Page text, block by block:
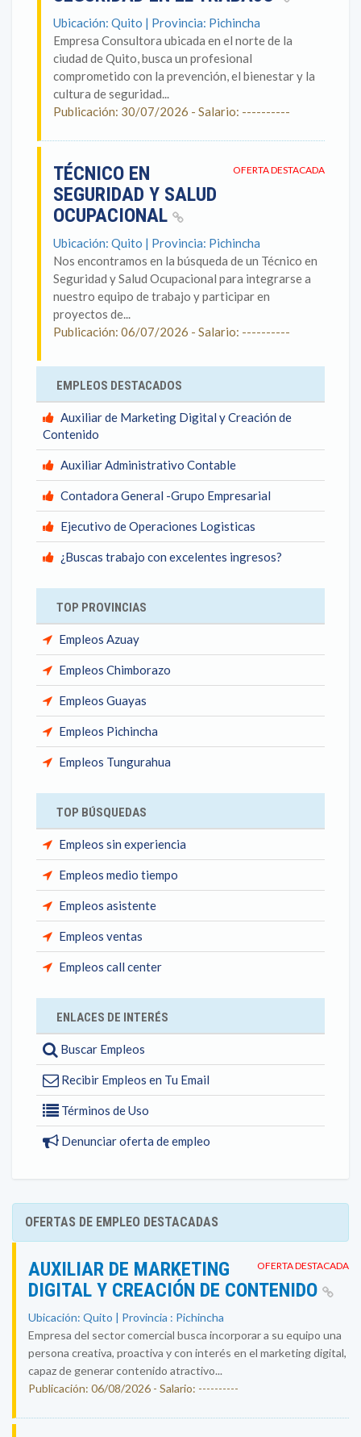
Ubicación: Quito | Provincia: Pichincha
Empresa Consultora ubicada en el norte de la
ciudad de Quito, busca un profesional
comprometido con la prevención, el bienestar y la
cultura de seguridad...
Publicación: 30/07/2026 - Salario: ----------
OFERTA DESTACADA
TÉCNICO EN
SEGURIDAD Y SALUD
OCUPACIONAL
Ubicación: Quito | Provincia: Pichincha
Nos encontramos en la búsqueda de un Técnico en
Seguridad y Salud Ocupacional para integrarse a
nuestro equipo de trabajo y participar en
proyectos de...
Publicación: 06/07/2026 - Salario: ----------
EMPLEOS DESTACADOS
Auxiliar de Marketing Digital y Creación de
Contenido
Auxiliar Administrativo Contable
Contadora General -Grupo Empresarial
Ejecutivo de Operaciones Logisticas
¿Buscas trabajo con excelentes ingresos?
TOP PROVINCIAS
Empleos Azuay
Empleos Chimborazo
Empleos Guayas
Empleos Pichincha
Empleos Tungurahua
TOP BÚSQUEDAS
Empleos sin experiencia
Empleos medio tiempo
Empleos asistente
Empleos ventas
Empleos call center
ENLACES DE INTERÉS
Buscar Empleos
Recibir Empleos en Tu Email
Términos de Uso
Denunciar oferta de empleo
OFERTAS DE EMPLEO DESTACADAS
OFERTA DESTACADA
AUXILIAR DE MARKETING
DIGITAL Y CREACIÓN DE CONTENIDO
Ubicación: Quito | Provincia : Pichincha
Empresa del sector comercial busca incorporar a su equipo una
persona creativa, proactiva y con interés en el marketing digital,
capaz de generar contenido atractivo...
Publicación: 06/08/2026 - Salario: ----------